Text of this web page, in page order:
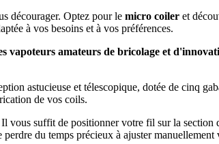
décourager. Optez pour le micro coiler et
à vos besoins et à vos préférences.
vapoteurs amateurs de bricolage et
astucieuse et télescopique, dotée de cinq
de vos coils.
suffit de positionner votre fil sur la section
du temps précieux à ajuster manuellement